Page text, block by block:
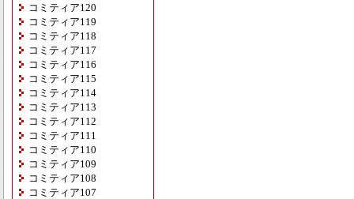
コミティア120
コミティア119
コミティア118
コミティア117
コミティア116
コミティア115
コミティア114
コミティア113
コミティア112
コミティア111
コミティア110
コミティア109
コミティア108
コミティア107